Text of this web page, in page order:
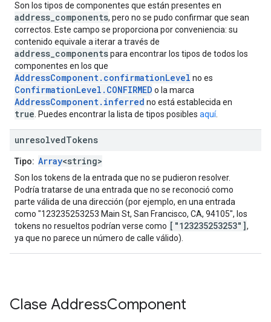
Son los tipos de componentes que están presentes en
address_components, pero no se pudo confirmar que sean
correctos. Este campo se proporciona por conveniencia: su
contenido equivale a iterar a través de
address_componentspara encontrar los tipos de todos los
componentes en los que
AddressComponent.confirmationLevel no es
ConfirmationLevel.CONFIRMED o la marca
AddressComponent.inferred no está establecida en
true . Puedes encontrar la lista de tipos posibles aquí.
unresolvedTokens
Tipo: Array<string>
Son los tokens de la entrada que no se pudieron resolver.
Podría tratarse de una entrada que no se reconoció como
parte válida de una dirección (por ejemplo, en una entrada
como "123235253253 Main St, San Francisco, CA, 94105", los
tokens no resueltos podrían verse como ["123235253253"],
ya que no parece un número de calle válido).
Clase AddressComponent